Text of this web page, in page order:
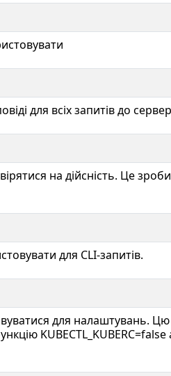
для всіх запитів до
на дійсність. Це
для CLI-запитів.
для налаштувань. Цю
KUBECTL_KUBERC=false